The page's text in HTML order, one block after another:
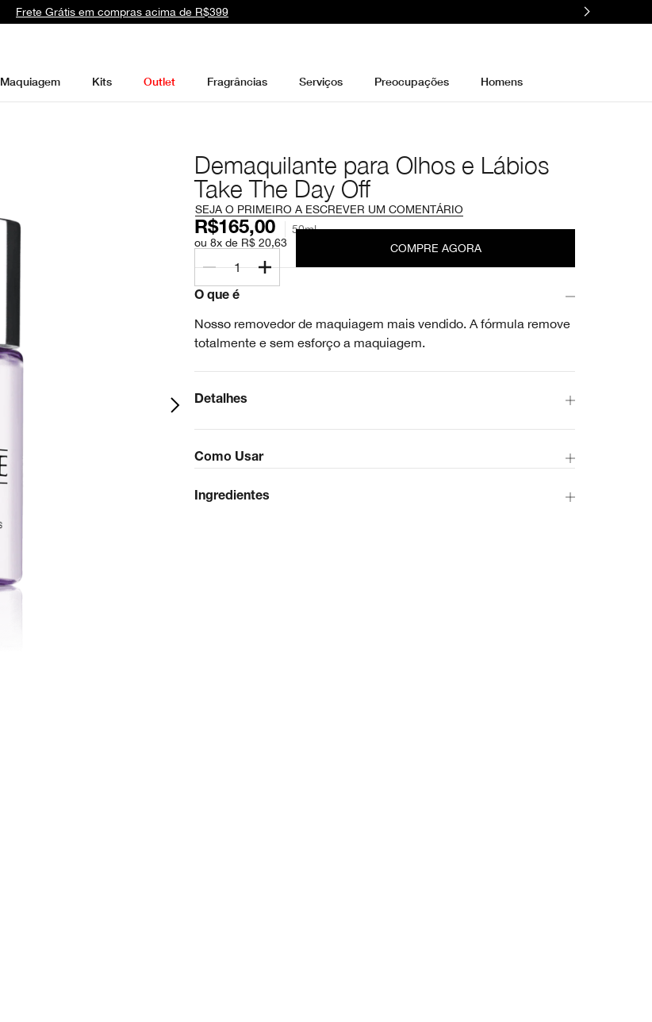
Frete Grátis em compras acima de R$399
Maquiagem Kits Outlet Fragrâncias Serviços Preocupações Homens
Demaquilante para Olhos e Lábios
Take The Day Off
SEJA O PRIMEIRO A ESCREVER UM COMENTÁRIO
R$165,00
50ml
ou 8x de R$ 20,63
1
COMPRE AGORA
O que é
Nosso removedor de maquiagem mais vendido. A fórmula remove
totalmente e sem esforço a maquiagem.
Como Usar
Detalhes
Ingredientes